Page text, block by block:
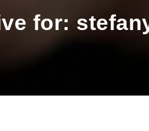
for: